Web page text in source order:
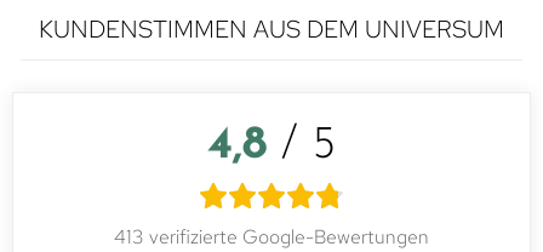
KUNDENSTIMMEN AUS DEM UNIVERSUM
4,8 / 5
413 verifizierte Google-Bewertungen